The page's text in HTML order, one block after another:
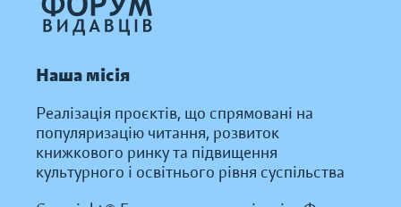
Наша місія
Реалізація проєктів, що спрямовані на
популяризацію читання, розвиток
книжкового ринку та підвищення
культурного і освітнього рівня суспільства